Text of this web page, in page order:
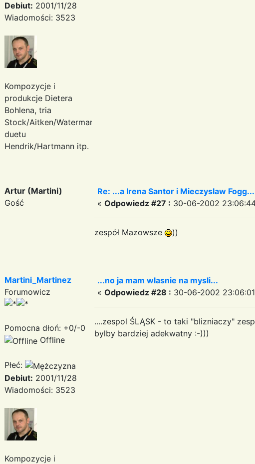
Debiut: 2001/11/28
Wiadomości: 3523
Kompozycje i
produkcje Dietera
Bohlena, tria
Stock/Aitken/Waterman,
duetu
Hendrik/Hartmann itp.
Artur (Martini)
Gość
Re: ...a Irena Santor i Mieczyslaw
« Odpowiedz #27 : 30-06-2002
zespół Mazowsze ))
Martini_Martinez
Forumowicz
Pomocna dłoń: +0/-0
Offline
Płeć:
Debiut: 2001/11/28
Wiadomości: 3523
Kompozycje i
...no ja mam wlasnie na mysli...
« Odpowiedz #28 : 30-06-2002
....zespol ŚLĄSK - to taki "blizniaczy"
bylby bardziej adekwatny :-)))